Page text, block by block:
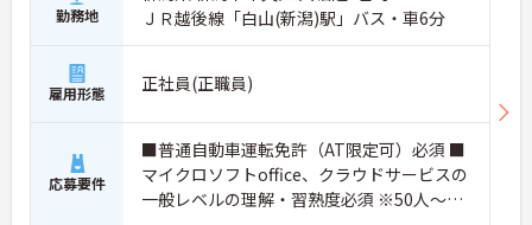
勤務地
ＪＲ越後線「白山(新潟)駅」バス・車6分
雇用形態 正社員(正職員)
応募要件
■普通自動車運転免許（AT限定可）必須 ■
マイクロソフトoffice、クラウドサービスの
一般レベルの理解・習熟度必須 ※50人～10